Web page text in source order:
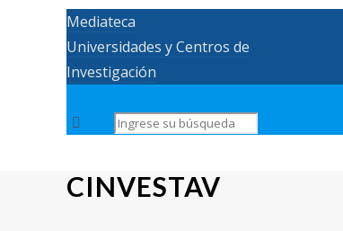
Mediateca
Universidades y Centros de
Investigación
CINVESTAV